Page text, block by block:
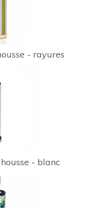
- rayures
- blanc